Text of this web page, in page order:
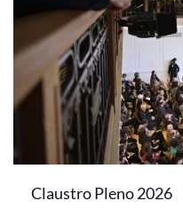
Claustro Pleno 2026